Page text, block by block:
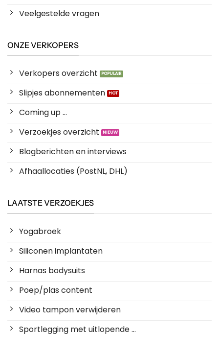
Veelgestelde vragen
ONZE VERKOPERS
Verkopers overzicht
Slipjes abonnementen
Coming up ...
Verzoekjes overzicht
Blogberichten en interviews
Afhaallocaties (PostNL, DHL)
LAATSTE VERZOEKJES
Yogabroek
Siliconen implantaten
Harnas bodysuits
Poep/plas content
Video tampon verwijderen
Sportlegging met uitlopende ...